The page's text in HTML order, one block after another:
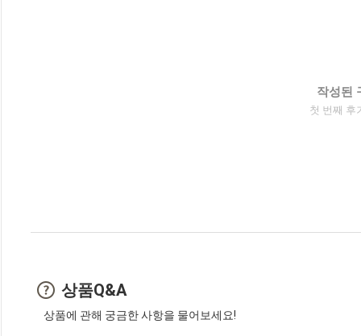
작성된
첫 번째 후
상품Q&A
상품에 관해 궁금한 사항을 물어보세요!